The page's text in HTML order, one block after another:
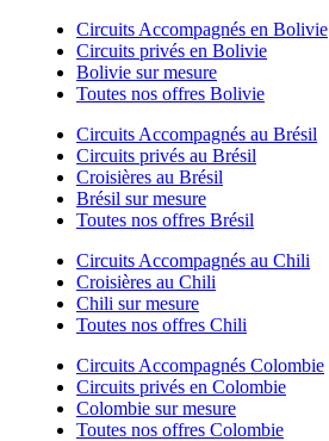
Circuits Accompagnés en Bolivie
Circuits privés en Bolivie
Bolivie sur mesure
Toutes nos offres Bolivie
Circuits Accompagnés au Brésil
Circuits privés au Brésil
Croisières au Brésil
Brésil sur mesure
Toutes nos offres Brésil
Circuits Accompagnés au Chili
Croisières au Chili
Chili sur mesure
Toutes nos offres Chili
Circuits Accompagnés Colombie
Circuits privés en Colombie
Colombie sur mesure
Toutes nos offres Colombie